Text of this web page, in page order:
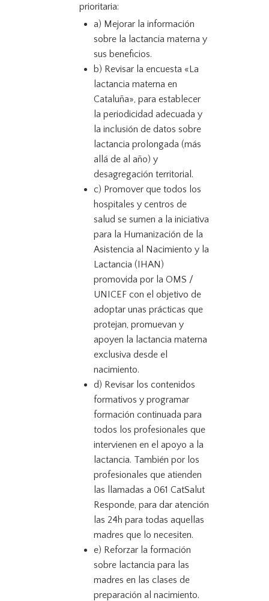
prioritaria:
a) Mejorar la información
sobre la lactancia materna y
sus beneficios.
b) Revisar la encuesta «La
lactancia materna en
Cataluña», para establecer
la periodicidad adecuada y
la inclusión de datos sobre
lactancia prolongada (más
allá de al año) y
desagregación territorial.
c) Promover que todos los
hospitales y centros de
salud se sumen a la iniciativa
para la Humanización de la
Asistencia al Nacimiento y la
Lactancia (IHAN)
promovida por la OMS /
UNICEF con el objetivo de
adoptar unas prácticas que
protejan, promuevan y
apoyen la lactancia materna
exclusiva desde el
nacimiento.
d) Revisar los contenidos
formativos y programar
formación continuada para
todos los profesionales que
intervienen en el apoyo a la
lactancia. También por los
profesionales que atienden
las llamadas a 061 CatSalut
Responde, para dar atención
las 24h para todas aquellas
madres que lo necesiten.
e) Reforzar la formación
sobre lactancia para las
madres en las clases de
preparación al nacimiento.